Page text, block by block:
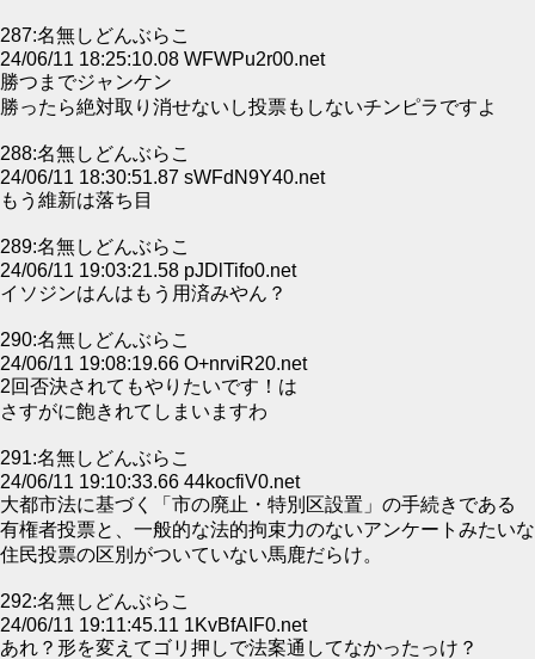
287:名無しどんぶらこ
24/06/11 18:25:10.08 WFWPu2r00.net
勝つまでジャンケン
勝ったら絶対取り消せないし投票もしないチンピラですよ
288:名無しどんぶらこ
24/06/11 18:30:51.87 sWFdN9Y40.net
もう維新は落ち目
289:名無しどんぶらこ
24/06/11 19:03:21.58 pJDlTifo0.net
イソジンはんはもう用済みやん？
290:名無しどんぶらこ
24/06/11 19:08:19.66 O+nrviR20.net
2回否決されてもやりたいです！は
さすがに飽きれてしまいますわ
291:名無しどんぶらこ
24/06/11 19:10:33.66 44kocfiV0.net
大都市法に基づく「市の廃止・特別区設置」の手続きである
有権者投票と、一般的な法的拘束力のないアンケートみたいな
住民投票の区別がついていない馬鹿だらけ。
292:名無しどんぶらこ
24/06/11 19:11:45.11 1KvBfAIF0.net
あれ？形を変えてゴリ押しで法案通してなかったっけ？